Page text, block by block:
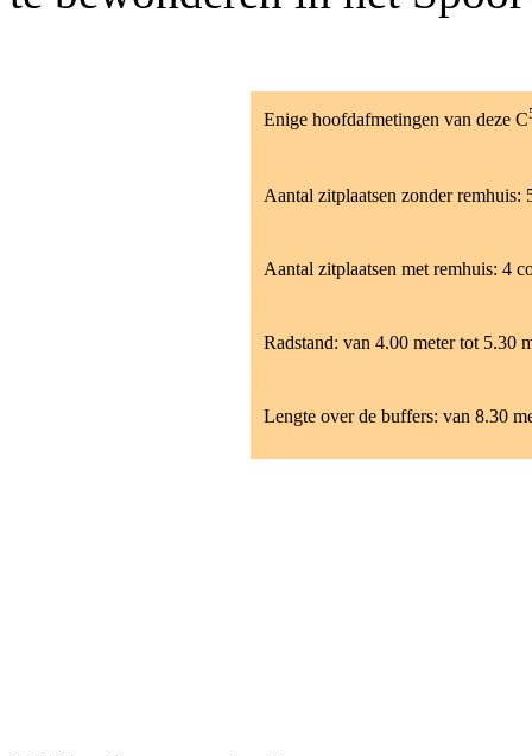
Enige hoofdafmetingen van deze C
Aantal zitplaatsen zonder remhuis:
Aantal zitplaatsen met remhuis: 4
Radstand: van 4.00 meter tot 5.30
Lengte over de buffers: van 8.30